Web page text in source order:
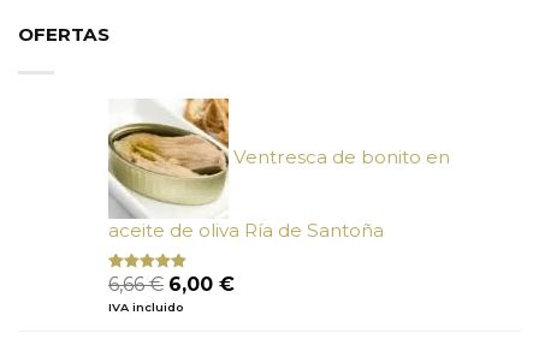
OFERTAS
Ventresca de bonito en
aceite de oliva Ría de Santoña
Valorado
con
de 5
6,66€ El
precio
6,00 €El
IVA incluido